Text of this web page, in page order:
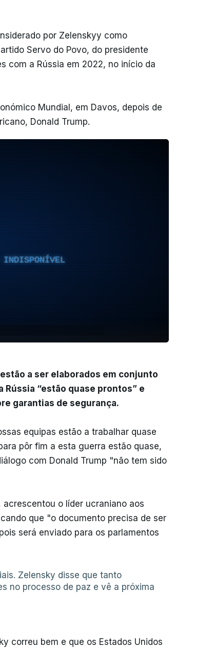
por Zelenskyy como
Servo do Povo, do presidente
com a Rússia em 2022, no início da
Mundial, em Davos, depois de
Donald Trump.
INDISPONÍVEL
a ser elaborados em conjunto
Rússia “estão quase prontos” e
garantias de segurança.
equipas estão a trabalhar quase
pôr fim a esta guerra estão quase,
com Donald Trump "não tem sido
acrescentou o líder ucraniano aos
que "o documento precisa de ser
será enviado para os parlamentos
Zelensky disse que tanto
no processo de paz e vê a próxima
correu bem e que os Estados Unidos